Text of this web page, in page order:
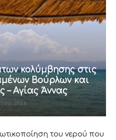
κολύμβησης στις
Βούρλων και
– Αγίας Άννας
2026
του νερού που